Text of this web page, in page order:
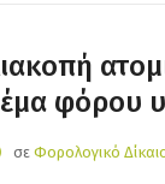
φόρου
σε Φορολογικό